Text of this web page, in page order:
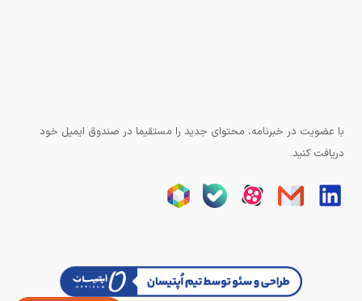
با عضویت در خبرنامه، محتوای جدید را مستقیما در صندوق ایمیل خود
دریافت کنید.